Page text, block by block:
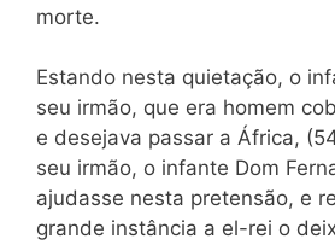
morte.
Estando nesta quietação, o
seu irmão, que era homem
e desejava passar a África,
seu irmão, o infante Dom
ajudasse nesta pretensão, e
grande instância a el-rei o